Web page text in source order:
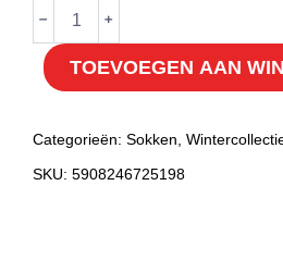
Verwarmbare
ski
sokken
hoeveelheid
﹣ ﹢
TOEVOEGEN AAN
Categorieën: Sokken
SKU: 5908246725198